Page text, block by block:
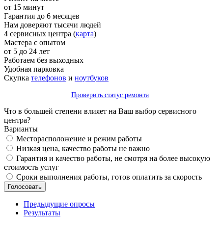
от 15 минут
Гарантия до 6 месяцев
Нам доверяют тысячи людей
4 сервисных центра (карта)
Мастера с опытом
от 5 до 24 лет
Работаем без выходных
Удобная парковка
Скупка телефонов и ноутбуков
Проверить статус ремонта
Что в большей степени влияет на Ваш выбор сервисного
центра?
Варианты
Месторасположение и режим работы
Низкая цена, качество работы не важно
Гарантия и качество работы, не смотря на более высокую
стоимость услуг
Сроки выполнения работы, готов оплатить за скорость
Предыдущие опросы
Результаты